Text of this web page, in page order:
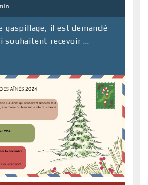
gaspillage, il est demandé
souhaitent recevoir ...